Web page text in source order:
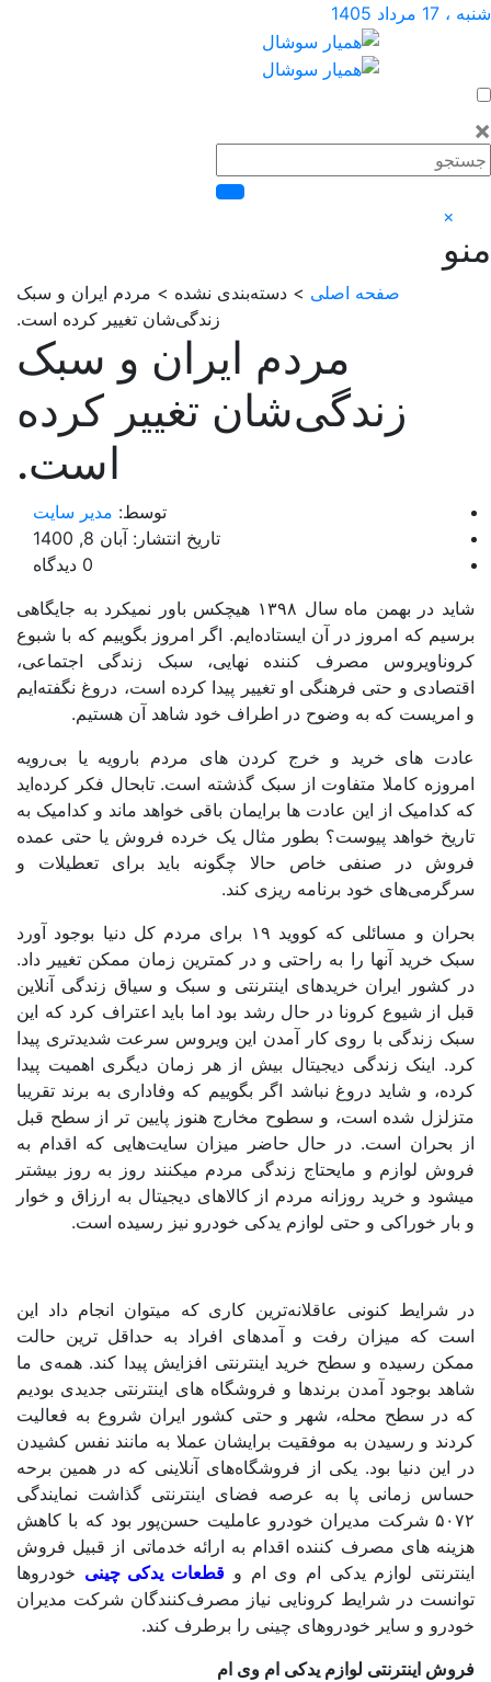
1405
صفحه اصلی> دسته‌بندی نشده > مردم ایران و سبک
زندگی‌شان تغییر کرده است.
مردم ایران و سبک
زندگی‌شان تغییر کرده
است.
توسط:مدیر سایت
تاریخ انتشار: آبان 8, 1400
شاید در بهمن ماه سال ۱۳۹۸ هیچکس باور نمیکرد به جایگاهی
که امروز در آن ایستاده‌ایم. اگر امروز بگوییم که با شبوع
مصرف کننده نهایی، سبک زندگی اجتماعی،
و حتی فرهنگی او تغییر پیدا کرده است، دروغ نگفته‌ایم
که به وضوح در اطراف خود شاهد آن هستیم.
های خرید و خرج کردن های مردم بارویه یا بی‌رویه
کاملا متفاوت از سبک گذشته است. تابحال فکر کرده‌اید
کدامیک از این عادت ها برایمان باقی خواهد ماند و کدامیک به
خواهد پیوست؟ بطور مثال یک خرده فروش یا حتی عمده
در صنفی خاص حالا چگونه باید برای تعطیلات و
خود برنامه ریزی کند.
بحران و مسائلی که کووید ۱۹ برای مردم کل دنیا بوجود آورد
خرید آنها را به راحتی و در کمترین زمان ممکن تغییر داد.
کشور ایران خریدهای اینترنتی و سبک و سیاق زندگی آنلاین
از شیوع کرونا در حال رشد بود اما باید اعتراف کرد که این
زندگی با روی کار آمدن این ویروس سرعت شدیدتری پیدا
اینک زندگی دیجیتال بیش از هر زمان دیگری اهمیت پیدا
و شاید دروغ نباشد اگر بگوییم که وفاداری به برند تقریبا
شده است، و سطوح مخارج هنوز پایین تر از سطح قبل
بحران است. در حال حاضر میزان سایت‌هایی که اقدام به
لوازم و مایحتاج زندگی مردم میکنند روز به روز بیشتر
و خرید روزانه مردم از کالاهای دیجیتال به ارزاق و خوار
خوراکی و حتی لوازم یدکی خودرو نیز رسیده است.
شرایط کنونی عاقلانه‌ترین کاری که میتوان انجام داد این
که میزان رفت و آمدهای افراد به حداقل ترین حالت
رسیده و سطح خرید اینترنتی افزایش پیدا کند. همه‌ی ما
بوجود آمدن برندها و فروشگاه های اینترنتی جدیدی بودیم
در سطح محله، شهر و حتی کشور ایران شروع به فعالیت
و رسیدن به موفقیت برایشان عملا به مانند نفس کشیدن
این دنیا بود. یکی از فروشگاه‌های آنلاینی که در همین برحه
زمانی پا به عرصه فضای اینترنتی گذاشت نمایندگی
۵۰۷۲ شرکت مدیران خودرو عاملیت حسن‌پور بود که با کاهش
های مصرف کننده اقدام به ارائه خدماتی از قبیل فروش
لوازم یدکی ام وی اموقطعات یدکی چینیخودروها
در شرایط کرونایی نیاز مصرف‌کنندگان شرکت مدیران
و سایر خودروهای چینی را برطرف کند.
اینترنتی لوازم یدکی ام وی ام